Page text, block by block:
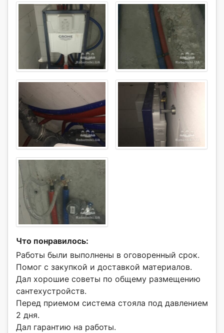
Что понравилось:
Работы были выполнены в оговоренный срок.
Помог с закупкой и доставкой материалов.
Дал хорошие советы по общему размещению
сантехустройств.
Перед приемом система стояла под давлением
2 дня.
Дал гарантию на работы.